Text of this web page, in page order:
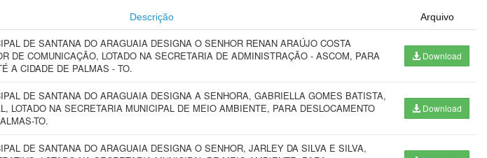
Descrição Arquivo
DE SANTANA DO ARAGUAIA DESIGNA O SENHOR RENAN ARAÚJO COSTA
DE COMUNICAÇÃO, LOTADO NA SECRETARIA DE ADMINISTRAÇÃO - ASCOM, PARA
A CIDADE DE PALMAS - TO.
Download
DE SANTANA DO ARAGUAIA DESIGNA A SENHORA, GABRIELLA GOMES BATISTA,
LOTADO NA SECRETARIA MUNICIPAL DE MEIO AMBIENTE, PARA DESLOCAMENTO
TO.
Download
DE SANTANA DO ARAGUAIA DESIGNA O SENHOR, JARLEY DA SILVA E SILVA,